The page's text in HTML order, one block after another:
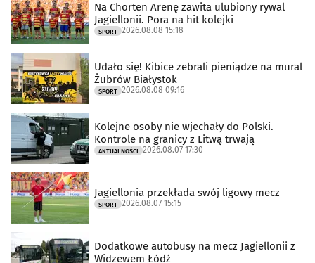
Na Chorten Arenę zawita ulubiony rywal
Jagiellonii. Pora na hit kolejki
SPORT 2026.08.08 15:18
Udało się! Kibice zebrali pieniądze na mural
Żubrów Białystok
SPORT 2026.08.08 09:16
Kolejne osoby nie wjechały do Polski.
Kontrole na granicy z Litwą trwają
AKTUALNOŚCI 2026.08.07 17:30
Jagiellonia przekłada swój ligowy mecz
SPORT 2026.08.07 15:15
Dodatkowe autobusy na mecz Jagiellonii z
Widzewem Łódź